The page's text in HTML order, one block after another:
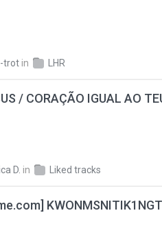
trot in LHR
/ CORAÇÃO IGUAL AO
D. in Liked tracks